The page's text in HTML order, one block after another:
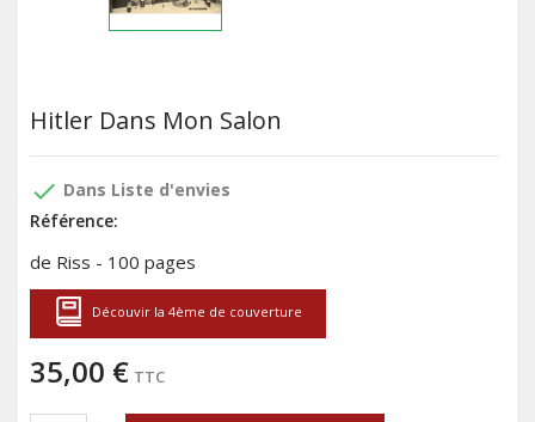
Hitler Dans Mon Salon
done Dans Liste d'envies
Référence:
de Riss - 100 pages
Découvir la 4ème de couverture
35,00 € TTC